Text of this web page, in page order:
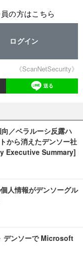
の方はこちら
ログイン
《ScanNetSecurity》
送る
／ベラルーシ反露ハ
から消えたデンソー社
Executive Summary]
人情報がデンソーグル
デンソーで Microsoft